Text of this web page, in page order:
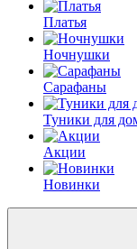
Платья
Ночнушки
Сарафаны
Туники для
Акции
Новинки